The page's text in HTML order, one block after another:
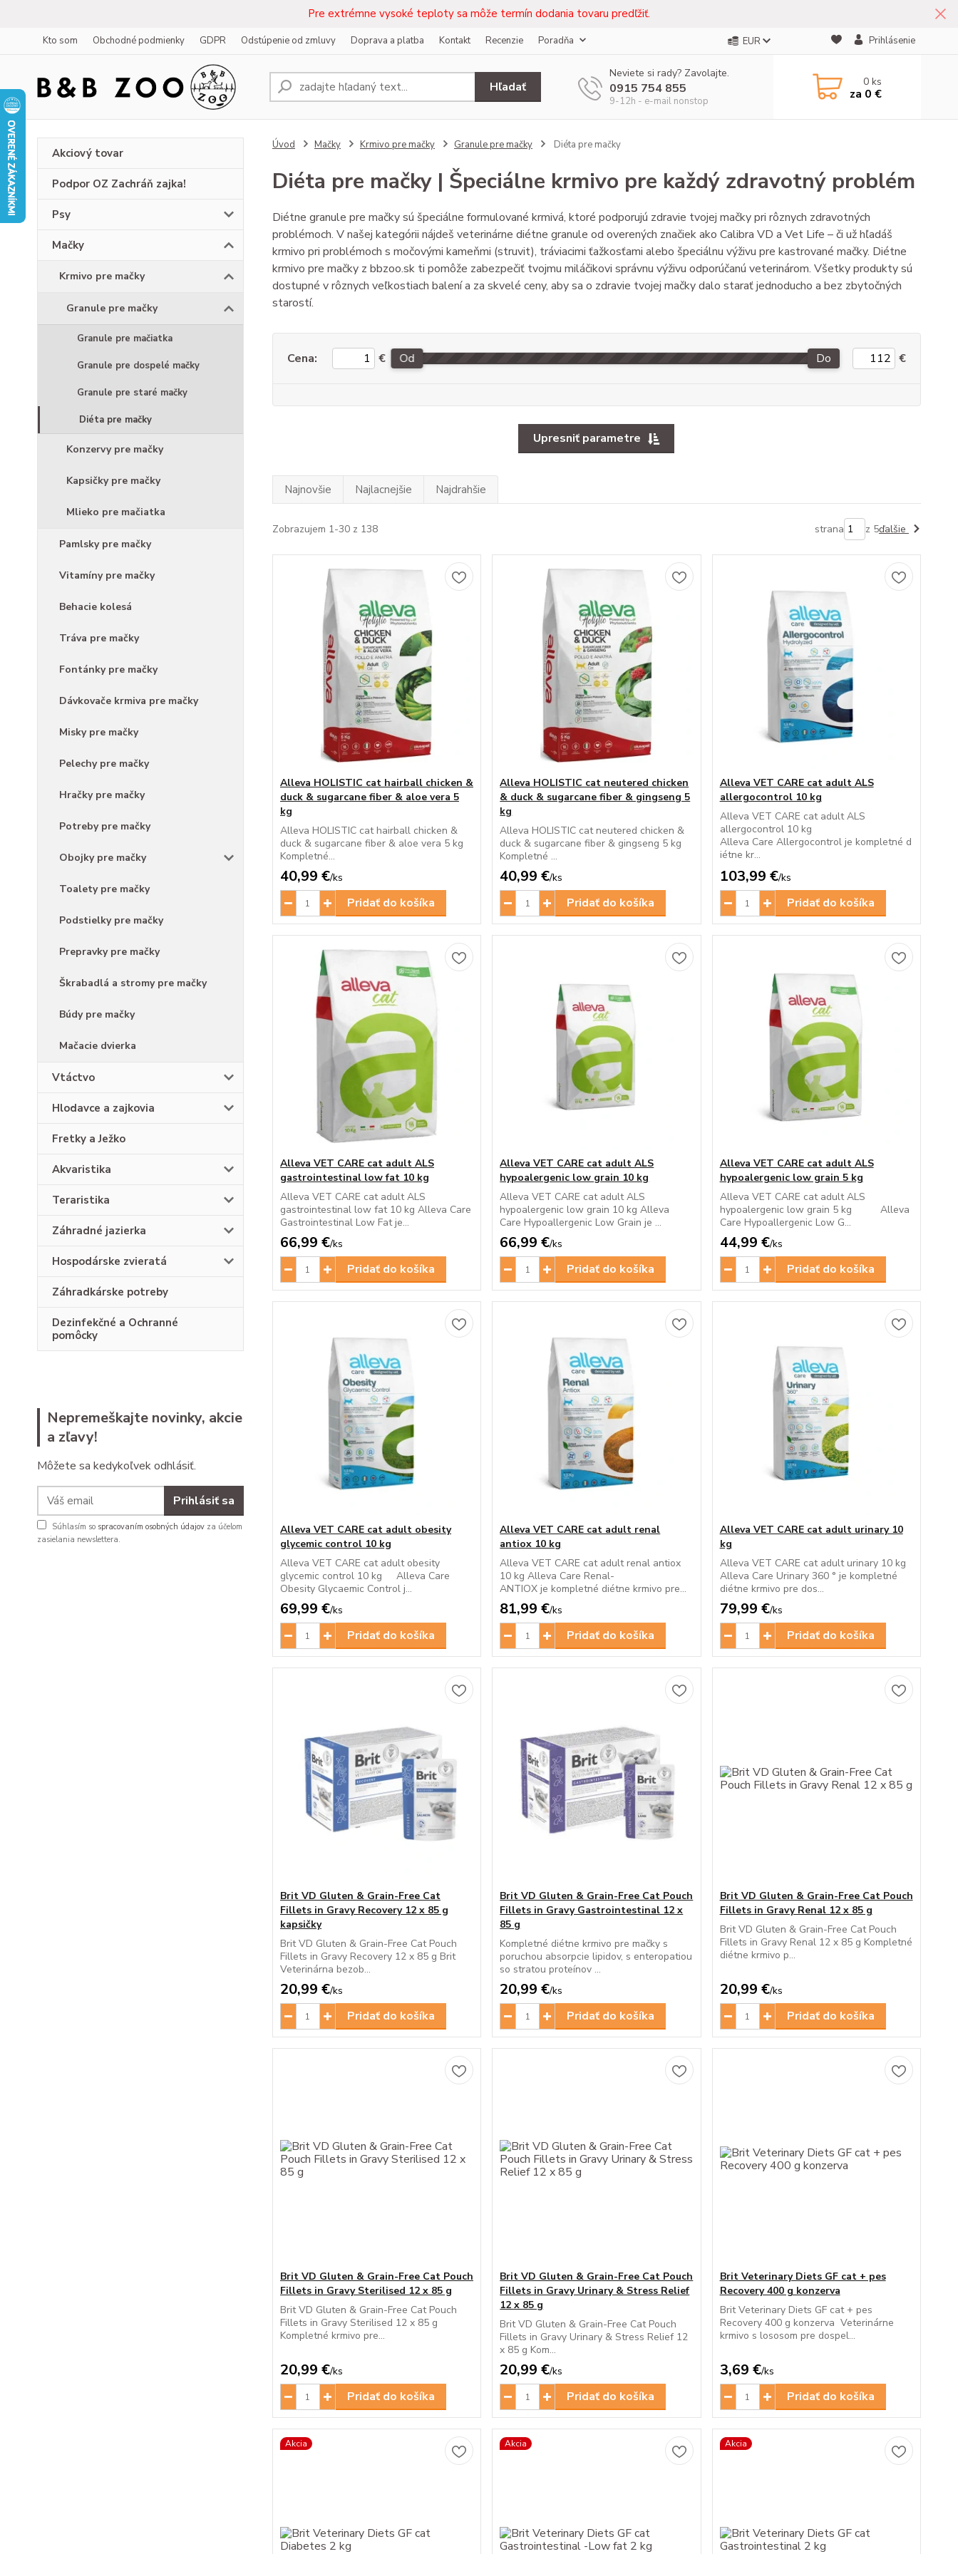
Pre extrémne vysoké teploty sa môže termín dodania tovaru predľžiť.
Kto som Obchodné podmienky GDPR Odstúpenie od zmluvy Doprava a platba Kontakt Recenzie Poradňa EUR Prihlásenie
Hľadať
Neviete si rady? Zavolajte.
0915 754 855
9-12h - e-mail nonstop
0ks
za 0 €
Akciový tovar
Podpor OZ Zachráň zajka!
Psy
Mačky
Krmivo pre mačky
Granule pre mačky
Granule pre mačiatka
Granule pre dospelé mačky
Granule pre staré mačky
Diéta pre mačky
Konzervy pre mačky
Kapsičky pre mačky
Mlieko pre mačiatka
Pamlsky pre mačky
Vitamíny pre mačky
Behacie kolesá
Tráva pre mačky
Fontánky pre mačky
Dávkovače krmiva pre mačky
Misky pre mačky
Pelechy pre mačky
Hračky pre mačky
Potreby pre mačky
Obojky pre mačky
Toalety pre mačky
Podstielky pre mačky
Prepravky pre mačky
Škrabadlá a stromy pre mačky
Búdy pre mačky
Mačacie dvierka
Vtáctvo
Hlodavce a zajkovia
Fretky a Ježko
Akvaristika
Teraristika
Záhradné jazierka
Hospodárske zvieratá
Záhradkárske potreby
Dezinfekčné a Ochranné
pomôcky
Nepremeškajte novinky, akcie
a zľavy!
Môžete sa kedykoľvek odhlásiť.
Prihlásiť sa
Súhlasím so spracovaním osobných údajov za účelom
zasielania newslettera.
Úvod Mačky Krmivo pre mačky Granule pre mačky Diéta pre mačky
Diéta pre mačky | Špeciálne krmivo pre každý zdravotný problém
Diétne granule pre mačky sú špeciálne formulované krmivá, ktoré podporujú zdravie tvojej mačky pri rôznych zdravotných
problémoch. V našej kategórii nájdeš veterinárne diétne granule od overených značiek ako Calibra VD a Vet Life – či už hľadáš
krmivo pri problémoch s močovými kameňmi (struvit), tráviacimi ťažkosťami alebo špeciálnu výživu pre kastrované mačky. Diétne
krmivo pre mačky z bbzoo.sk ti pomôže zabezpečiť tvojmu miláčikovi správnu výživu odporúčanú veterinárom. Všetky produkty sú
dostupné v rôznych veľkostiach balení a za skvelé ceny, aby sa o zdravie tvojej mačky dalo starať jednoducho a bez zbytočných
starostí.
Upresniť parametre
Cena: € Od Do €
Najnovšie Najlacnejšie Najdrahšie
Zobrazujem 1-30 z 138 strana z 5ďalšie
Alleva HOLISTIC cat hairball chicken &
duck & sugarcane fiber & aloe vera 5
kg
Alleva HOLISTIC cat hairball chicken &
duck & sugarcane fiber & aloe vera 5 kg
Kompletné...
40,99 €/ks
Pridať do košíka
Alleva HOLISTIC cat neutered chicken
& duck & sugarcane fiber & gingseng 5
kg
Alleva HOLISTIC cat neutered chicken &
duck & sugarcane fiber & gingseng 5 kg
Kompletné ...
40,99 €/ks
Pridať do košíka
Alleva VET CARE cat adult ALS
allergocontrol 10 kg
Alleva VET CARE cat adult ALS
allergocontrol 10 kg
Alleva Care Allergocontrol je kompletné d
iétne kr...
103,99 €/ks
Pridať do košíka
Alleva VET CARE cat adult ALS
gastrointestinal low fat 10 kg
Alleva VET CARE cat adult ALS
gastrointestinal low fat 10 kg Alleva Care
Gastrointestinal Low Fat je...
66,99 €/ks
Pridať do košíka
Alleva VET CARE cat adult ALS
hypoalergenic low grain 10 kg
Alleva VET CARE cat adult ALS
hypoalergenic low grain 10 kg Alleva
Care Hypoallergenic Low Grain je ...
66,99 €/ks
Pridať do košíka
Alleva VET CARE cat adult ALS
hypoalergenic low grain 5 kg
Alleva VET CARE cat adult ALS
hypoalergenic low grain 5 kg Alleva
Care Hypoallergenic Low G...
44,99 €/ks
Pridať do košíka
Alleva VET CARE cat adult obesity
glycemic control 10 kg
Alleva VET CARE cat adult obesity
glycemic control 10 kg Alleva Care
Obesity Glycaemic Control j...
69,99 €/ks
Pridať do košíka
Alleva VET CARE cat adult renal
antiox 10 kg
Alleva VET CARE cat adult renal antiox
10 kg Alleva Care Renal-
ANTIOX je kompletné diétne krmivo pre...
81,99 €/ks
Pridať do košíka
Alleva VET CARE cat adult urinary 10
kg
Alleva VET CARE cat adult urinary 10 kg
Alleva Care Urinary 360 ° je kompletné
diétne krmivo pre dos...
79,99 €/ks
Pridať do košíka
Brit VD Gluten & Grain-Free Cat
Fillets in Gravy Recovery 12 x 85 g
kapsičky
Brit VD Gluten & Grain-Free Cat Pouch
Fillets in Gravy Recovery 12 x 85 g Brit
Veterinárna bezob...
20,99 €/ks
Pridať do košíka
Brit VD Gluten & Grain-Free Cat Pouch
Fillets in Gravy Gastrointestinal 12 x
85 g
Kompletné diétne krmivo pre mačky s
poruchou absorpcie lipidov, s enteropatiou
so stratou proteínov ...
20,99 €/ks
Pridať do košíka
Brit VD Gluten & Grain-Free Cat Pouch
Fillets in Gravy Renal 12 x 85 g
Brit VD Gluten & Grain-Free Cat Pouch
Fillets in Gravy Renal 12 x 85 g Kompletné
diétne krmivo p...
20,99 €/ks
Pridať do košíka
Brit VD Gluten & Grain-Free Cat Pouch
Fillets in Gravy Sterilised 12 x 85 g
Brit VD Gluten & Grain-Free Cat Pouch
Fillets in Gravy Sterilised 12 x 85 g
Kompletné krmivo pre...
20,99 €/ks
Pridať do košíka
Brit VD Gluten & Grain-Free Cat Pouch
Fillets in Gravy Urinary & Stress Relief
12 x 85 g
Brit VD Gluten & Grain-Free Cat Pouch
Fillets in Gravy Urinary & Stress Relief 12
x 85 g Kom...
20,99 €/ks
Pridať do košíka
Brit Veterinary Diets GF cat + pes
Recovery 400 g konzerva
Brit Veterinary Diets GF cat + pes
Recovery 400 g konzerva Veterinárne
krmivo s lososom pre dospel...
3,69 €/ks
Pridať do košíka
Akcia Akcia Akcia